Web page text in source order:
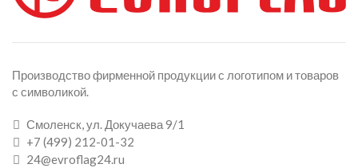
Производство фирменной продукции с логотипом и товаров
с символикой.
Смоленск, ул. Докучаева 9/1
+7 (499) 212-01-32
24@evroflag24.ru